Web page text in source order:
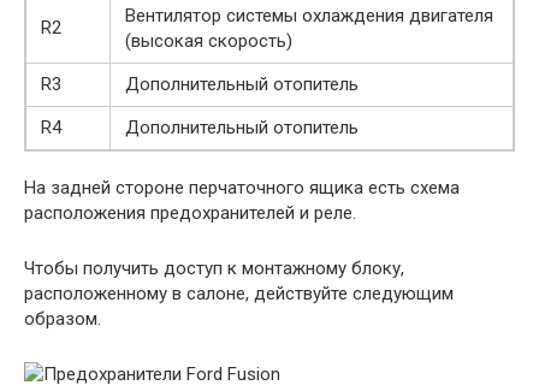
R2
Вентилятор системы охлаждения двигателя
(высокая скорость)
R3
Дополнительный отопитель
R4
Дополнительный отопитель
На задней стороне перчаточного ящика есть схема
расположения предохранителей и реле.
Чтобы получить доступ к монтажному блоку,
расположенному в салоне, действуйте следующим
образом.